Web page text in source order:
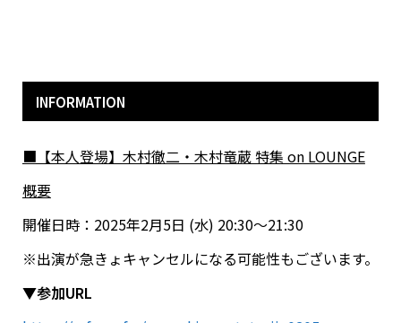
INFORMATION
■【本人登場】木村徹二・木村竜蔵 特集 on LOUNGE
概要
開催日時：2025年2月5日 (水) 20:30～21:30
※出演が急きょキャンセルになる可能性もございます。
▼参加URL